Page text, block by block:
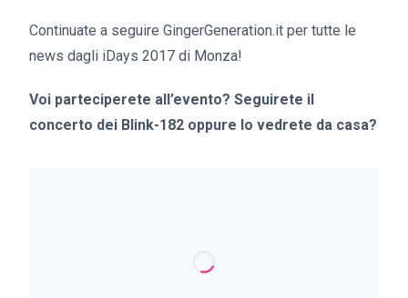
Continuate a seguire GingerGeneration.it per tutte le
news dagli iDays 2017 di Monza!
Voi parteciperete all’evento? Seguirete il
concerto dei Blink-182 oppure lo vedrete da casa?